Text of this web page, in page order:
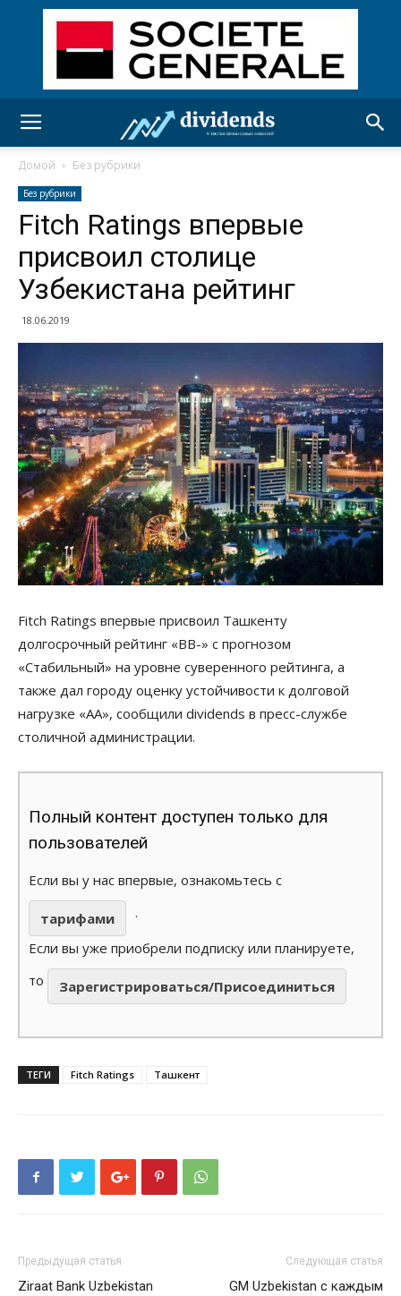
Домой Без рубрики
Без рубрики
Fitch Ratings впервые
присвоил столице
Узбекистана рейтинг
18.06.2019
Fitch Ratings впервые присвоил Ташкенту
долгосрочный рейтинг «BB-» с прогнозом
«Стабильный» на уровне суверенного рейтинга, а
также дал городу оценку устойчивости к долговой
нагрузке «AA», сообщили dividends в пресс-службе
столичной администрации.
Полный контент доступен только для
пользователей
Если вы у нас впервые, ознакомьтесь с
тарифами
.
Если вы уже приобрели подписку или планируете,
то
Зарегистрироваться/Присоединиться
ТЕГИ Fitch Ratings Ташкент
Предыдущая статья
Ziraat Bank Uzbekistan
Следующая статья
GM Uzbekistan с каждым